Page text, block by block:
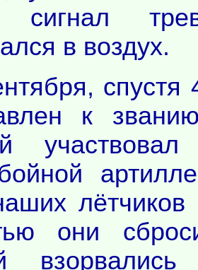
сигнал
в воздух.
спустя
к
они